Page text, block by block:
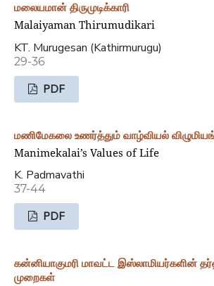
மலையமான் திருமுடிக்காரி
Malaiyaman Thirumudikari
KT. Murugesan (Kathirmurugu)
29-36
PDF
மணிமேகலை உணர்த்தும் வாழ்வியல்
Manimekalai’s Values of Life
K. Padmavathi
37-44
PDF
கன்னியாகுமரி மாவட்ட இஸ்லாமியர்களின்
முறைகள்